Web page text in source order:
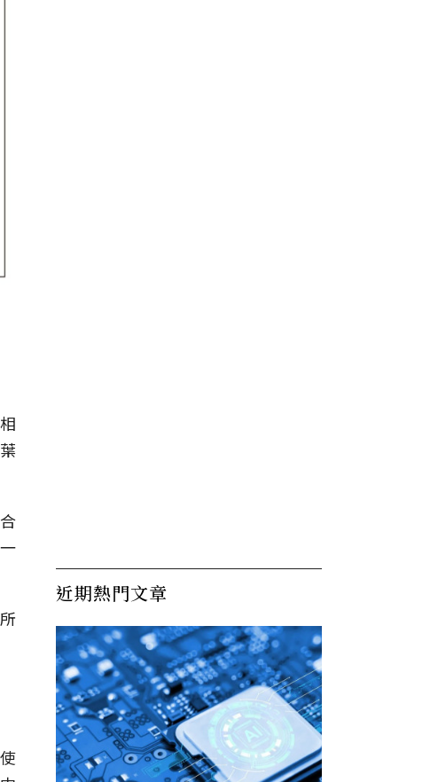
近期熱門文章